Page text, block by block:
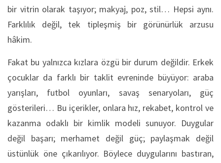
bir vitrin olarak taşıyor; makyaj, poz, stil… Hepsi aynı.
Farklılık değil, tek tipleşmiş bir görünürlük arzusu
hâkim.
Fakat bu yalnızca kızlara özgü bir durum değildir. Erkek
çocuklar da farklı bir taklit evreninde büyüyor: araba
yarışları, futbol oyunları, savaş senaryoları, güç
gösterileri… Bu içerikler, onlara hız, rekabet, kontrol ve
kazanma odaklı bir kimlik modeli sunuyor. Duygular
değil başarı; merhamet değil güç; paylaşmak değil
üstünlük öne çıkarılıyor. Böylece duygularını bastıran,